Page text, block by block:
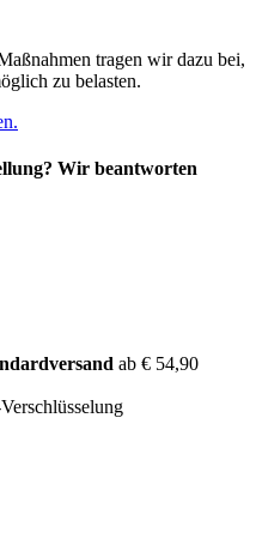
tragen wir dazu bei,
zu belasten.
Wir beantworten
ab € 54,90